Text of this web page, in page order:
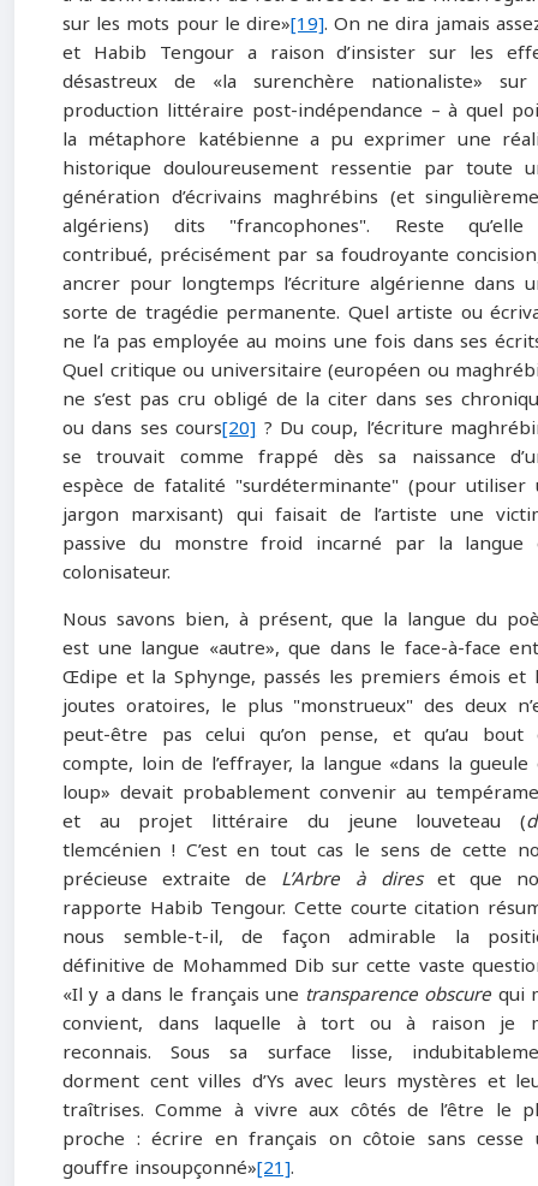
sur les mots pour le dire»[19]. On ne dira jamais
et Habib Tengour a raison d’insister sur les
désastreux de «la surenchère nationaliste»
production littéraire post-indépendance – à quel
la métaphore katébienne a pu exprimer une
historique douloureusement ressentie par toute
génération d’écrivains maghrébins (et
algériens) dits "francophones". Reste
contribué, précisément par sa foudroyante
ancrer pour longtemps l’écriture algérienne dans
sorte de tragédie permanente. Quel artiste ou
ne l’a pas employée au moins une fois dans ses
Quel critique ou universitaire (européen ou
ne s’est pas cru obligé de la citer dans ses
ou dans ses cours[20]? Du coup, l’écriture
se trouvait comme frappé dès sa naissance
espèce de fatalité "surdéterminante" (pour utiliser
jargon marxisant) qui faisait de l’artiste une
passive du monstre froid incarné par la langue
colonisateur.
Nous savons bien, à présent, que la langue du
est une langue «autre», que dans le face-à-face
Œdipe et la Sphynge, passés les premiers émois et
joutes oratoires, le plus "monstrueux" des deux
peut-être pas celui qu’on pense, et qu’au bout
compte, loin de l’effrayer, la langue «dans la gueule
loup» devait probablement convenir au
et au projet littéraire du jeune louveteau (
tlemcénien ! C’est en tout cas le sens de cette
précieuse extraite de L’Arbre à direset que
rapporte Habib Tengour. Cette courte citation
nous semble-t-il, de façon admirable la
définitive de Mohammed Dib sur cette vaste
«Il y a dans le français une transparence obscure qui
convient, dans laquelle à tort ou à raison je
reconnais. Sous sa surface lisse,
dorment cent villes d’Ys avec leurs mystères et
traîtrises. Comme à vivre aux côtés de l’être le
proche : écrire en français on côtoie sans cesse
gouffre insoupçonné»[21].